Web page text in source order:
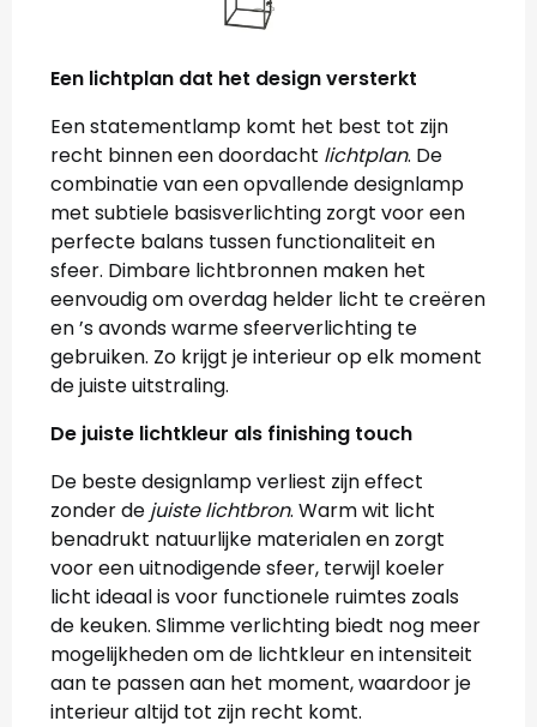
Een lichtplan dat het design versterkt
Een statementlamp komt het best tot zijn
recht binnen een doordacht lichtplan. De
combinatie van een opvallende designlamp
met subtiele basisverlichting zorgt voor een
perfecte balans tussen functionaliteit en
sfeer. Dimbare lichtbronnen maken het
eenvoudig om overdag helder licht te creëren
en ’s avonds warme sfeerverlichting te
gebruiken. Zo krijgt je interieur op elk moment
de juiste uitstraling.
De juiste lichtkleur als finishing touch
De beste designlamp verliest zijn effect
zonder de juiste lichtbron. Warm wit licht
benadrukt natuurlijke materialen en zorgt
voor een uitnodigende sfeer, terwijl koeler
licht ideaal is voor functionele ruimtes zoals
de keuken. Slimme verlichting biedt nog meer
mogelijkheden om de lichtkleur en intensiteit
aan te passen aan het moment, waardoor je
interieur altijd tot zijn recht komt.